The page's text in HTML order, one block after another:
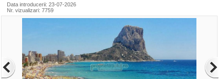
Data introducerii: 23-07-2026
Nr. vizualizari: 7759